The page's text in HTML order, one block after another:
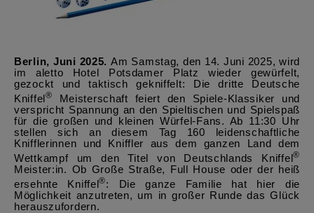
Berlin, Juni 2025.Am Samstag, den 14. Juni 2025, wird
im aletto Hotel Potsdamer Platz wieder gewürfelt,
gezockt und taktisch gekniffelt: Die dritte Deutsche
Kniffel®
Meisterschaft feiert den Spiele-Klassiker und
verspricht Spannung an den Spieltischen und Spielspaß
für die großen und kleinen Würfel-Fans. Ab 11:30 Uhr
stellen sich an diesem Tag 160 leidenschaftliche
Knifflerinnen und Kniffler aus dem ganzen Land dem
Wettkampf um den Titel von Deutschlands Kniffel®
Meister:in. Ob Große Straße, Full House oder der heiß
ersehnte Kniffel®: Die ganze Familie hat hier die
Möglichkeit anzutreten, um in großer Runde das Glück
herauszufordern.